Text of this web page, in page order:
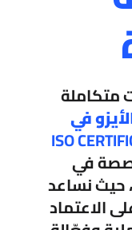
متكاملة
في
ISO
في
، حيث نساعد
الاعتماد